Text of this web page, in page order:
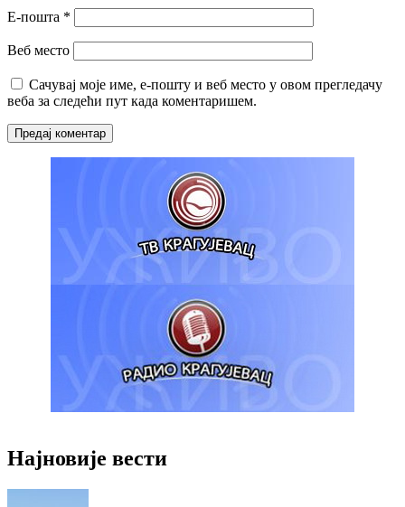
Е-пошта *
Веб место
Сачувај моје име, е-пошту и веб место у овом прегледачу
веба за следећи пут када коментаришем.
Најновије вести